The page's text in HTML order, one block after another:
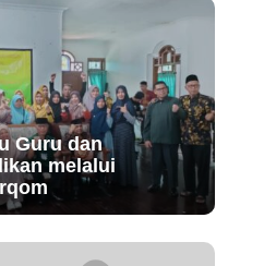
Guru dan
melalui